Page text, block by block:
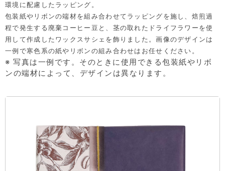
環境に配慮したラッピング。
包装紙やリボンの端材を組み合わせてラッピングを施し、焙煎過
程で発生する廃棄コーヒー豆と、茎の取れたドライフラワーを使
用して作成したワックスサシェを飾りました。画像のデザインは
一例で寒色系の紙やリボンの組み合わせはお任せください。
※ 写真は一例です。そのときに使用できる包装紙やリボ
ンの端材によって、デザインは異なります。